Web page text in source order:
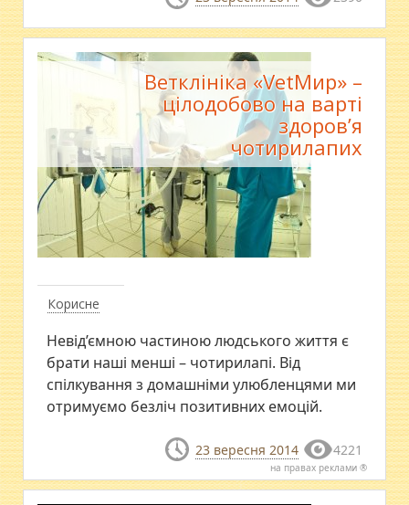
Корисне
Ветклініка «VetМир» –
цілодобово на варті
здоров’я
чотирилапих
Невід’ємною частиною людського життя є
брати наші менші – чотирилапі. Від
спілкування з домашніми улюбленцями ми
отримуємо безліч позитивних емоцій.
23 вересня 2014 4221
на правах реклами ®